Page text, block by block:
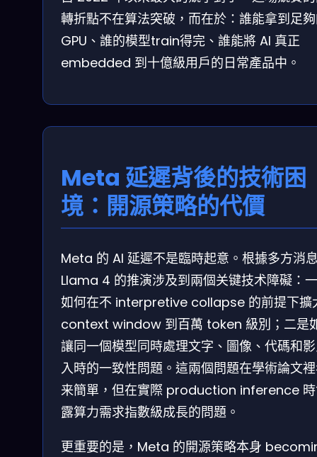
轉折點不在算法突破，而在於：誰能拿到足
GPU、誰的模型train得完、誰能將 AI 真正
embedded 到十億級用戶的日常產品中。
Meta 延遲背後的技術困
境：開源策略的代價
Meta 的 AI 延遲不是臨時起意。根據多方消
Llama 4 的推演涉及到兩個关键技术障礙：
如何在不 interpretive collapse 的前提下擴
context window 到百萬 token 級別；二是
讓同一個模型同時處理文字、圖像、代碼和
入時的一致性問題。這兩個問題在學術論文
来簡單，但在實際 production inference
露算力需求指數級成長的問題。
更重要的是，Meta 的開源策略本身